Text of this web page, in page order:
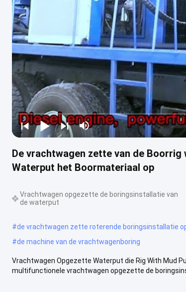
De vrachtwagen zette van de
Waterput het Boormateriaal op
Vrachtwagen opgezette de boringsinstallatie van
de waterput
#de vrachtwagen zette roterende boringsinstallatie
#de machine van de vrachtwagenboring
Vrachtwagen Opgezette Waterput die Rig With Mud
multifunctionele vrachtwagen opgezette de